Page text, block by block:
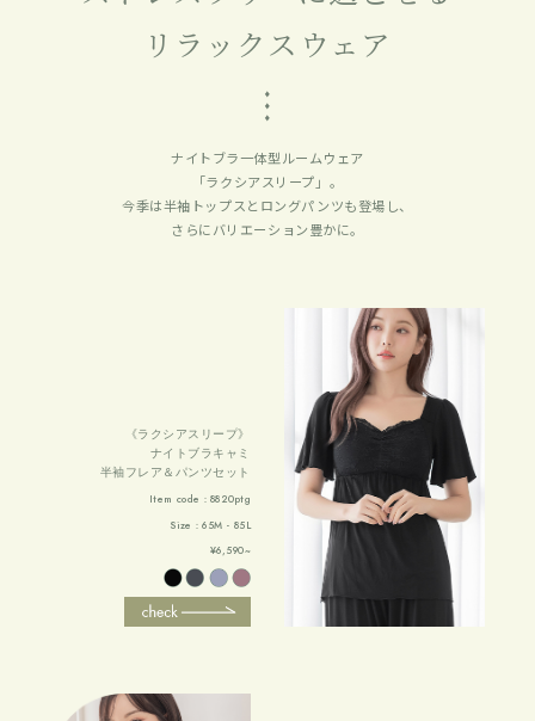
リラックスウェア
ナイトブラ一体型ルームウェア
「ラクシアスリープ」。
今季は半袖トップスとロングパンツも登場し、
さらにバリエーション豊かに。
《ラクシアスリープ》
ナイトブラキャミ
半袖フレア＆パンツセット
Item code：8820ptg
Size：65M - 85L
¥6,590~